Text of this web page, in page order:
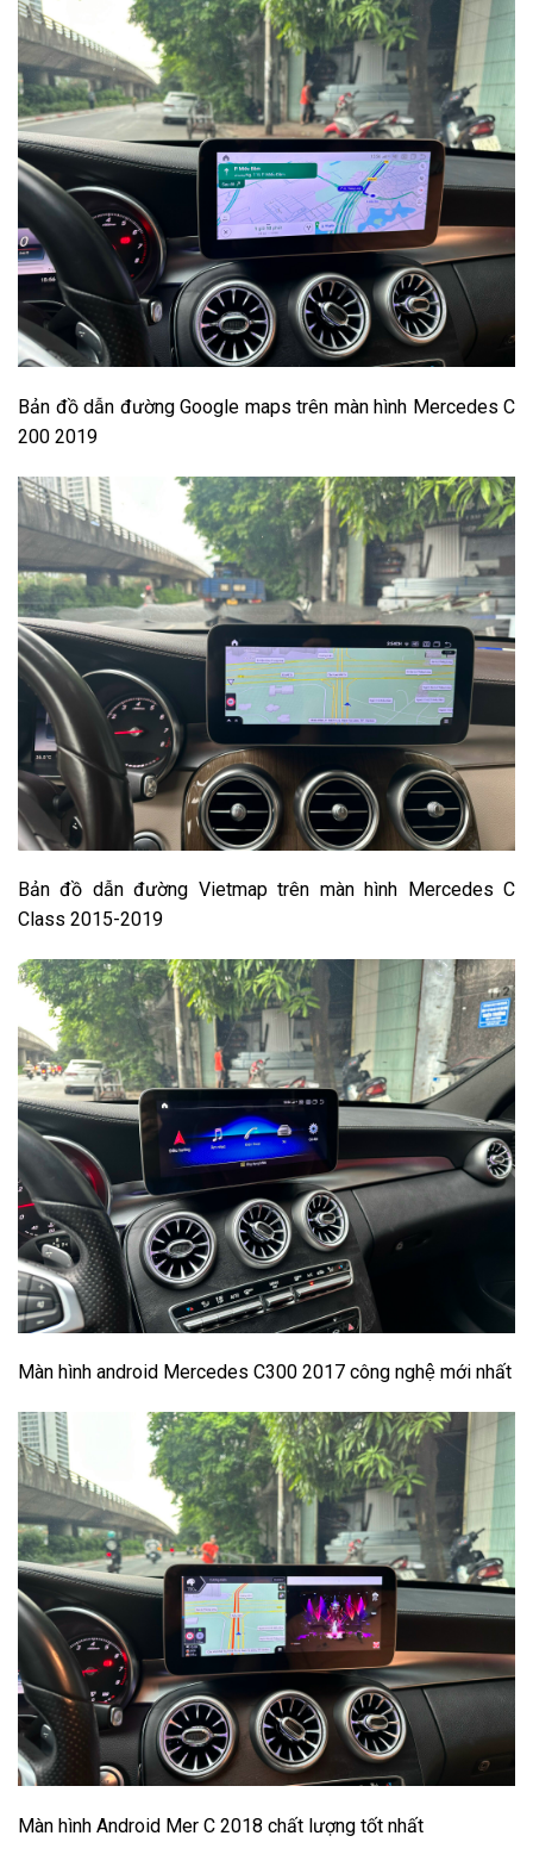
Bản đồ dẫn đường Google maps trên màn hình Mercedes C
200 2019
Bản đồ dẫn đường Vietmap trên màn hình Mercedes C
Class 2015-2019
Màn hình android Mercedes C300 2017 công nghệ mới nhất
Màn hình Android Mer C 2018 chất lượng tốt nhất